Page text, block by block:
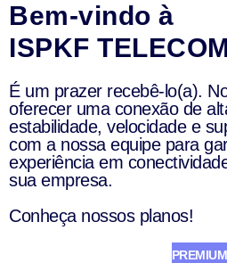
Bem-vindo à
ISPKF
É um prazer recebê-lo(a).
oferecer uma conexão de
estabilidade, velocidade e
com a nossa equipe para
experiência em
sua empresa.
Conheça nossos planos!
PREMIUM